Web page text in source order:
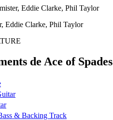
Eddie Clarke, Phil Taylor
Eddie Clarke, Phil Taylor
de Ace of Spades
& Backing Track